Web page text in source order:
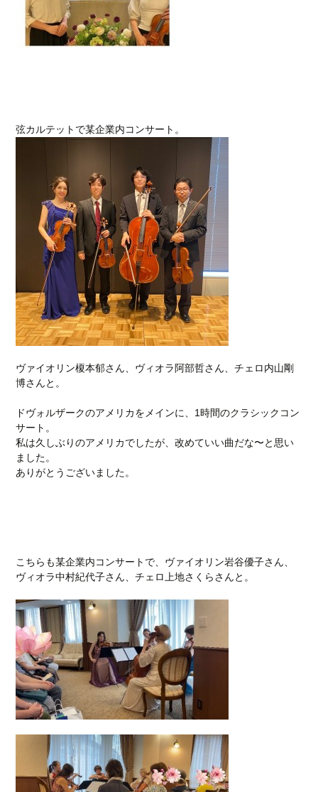
弦カルテットで某企業内コンサート。
ヴァイオリン榎本郁さん、ヴィオラ阿部哲さん、チェロ内山剛
博さんと。
ドヴォルザークのアメリカをメインに、1時間のクラシックコン
サート。
私は久しぶりのアメリカでしたが、改めていい曲だな〜と思い
ました。
ありがとうございました。
こちらも某企業内コンサートで、ヴァイオリン岩谷優子さん、
ヴィオラ中村紀代子さん、チェロ上地さくらさんと。